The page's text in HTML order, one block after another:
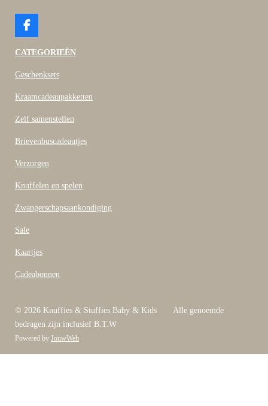
F
c
b
o
CATEGORIEËN
Geschenksets
Kraamcadeaupakketten
Zelf samenstellen
Brievenbuscadeautjes
Verzorgen
Knuffelen en spelen
Zwangerschapsaankondiging
Sale
Kaartjes
Cadeabonnen
© 2026 Knuffies & Stuffies Baby & Kids Alle genoemde
bedragen zijn inclusief B.T.W
Powered by JouwWeb